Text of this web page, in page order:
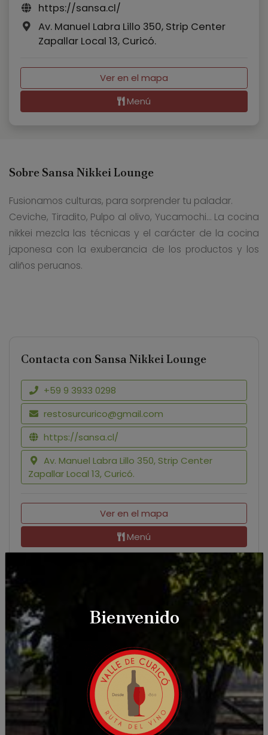
Bienvenido
https://sansa.cl/
Av. Manuel Labra Lillo 350, Strip Center
Zapallar Local 13, Curicó.
Ver en el mapa
Menú
Sobre Sansa Nikkei Lounge
Fusionamos culturas, para sorprender tu paladar.
Ceviche, Tiradito, Pulpo al olivo, Yucamochi… La cocina
nikkei mezcla las técnicas y el carácter de la cocina
japonesa con la exuberancia de los productos y los
aliños peruanos.
Contacta con Sansa Nikkei Lounge
+59 9 3933 0298
restosurcurico@gmail.com
https://sansa.cl/
Av. Manuel Labra Lillo 350, Strip Center
Zapallar Local 13, Curicó.
Ver en el mapa
Menú
Ver en
mapa